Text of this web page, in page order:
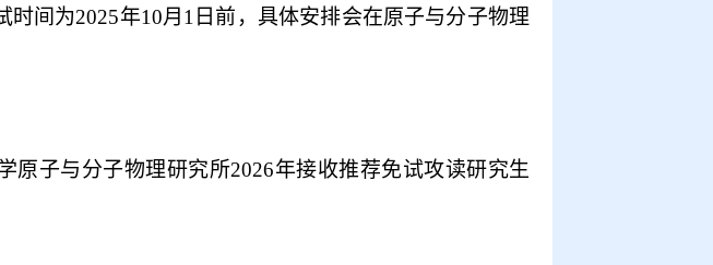
时间为2025年10月 1 日前，具体安排会在原子与分子物理
原子与分子物理研究所2026年接收推荐免试攻读研究生